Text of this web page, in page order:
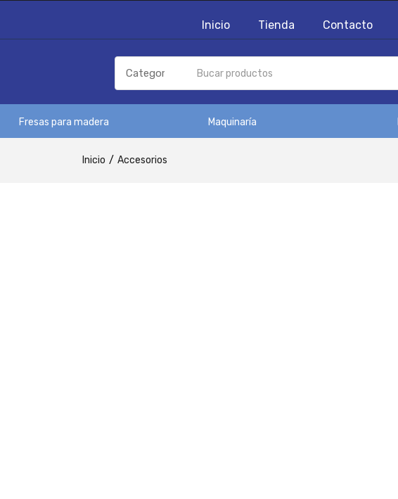
Inicio Tienda Contacto
Fresas para madera Maquinaría
Inicio Accesorios